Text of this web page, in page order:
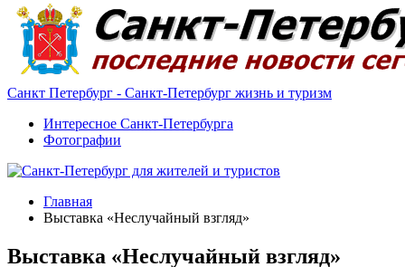
Санкт Петербург - Санкт-Петербург жизнь и туризм
Интересное Санкт-Петербурга
Фотографии
Главная
Выставка «Неслучайный взгляд»
Выставка «Неслучайный взгляд»